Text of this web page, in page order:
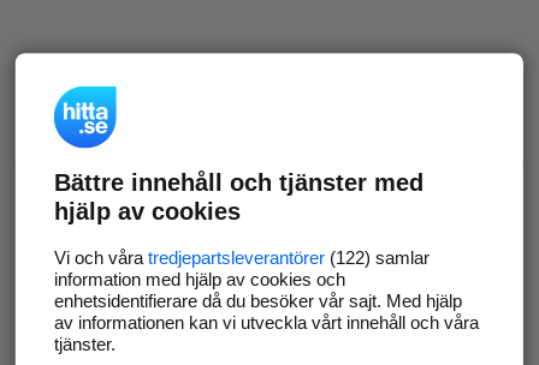
Bättre innehåll och tjänster med
hjälp av cookies
Vi och våra tredjepartsleverantörer(122) samlar
information med hjälp av cookies och
enhetsidentifierare då du besöker vår sajt. Med hjälp
av informationen kan vi utveckla vårt innehåll och våra
tjänster.